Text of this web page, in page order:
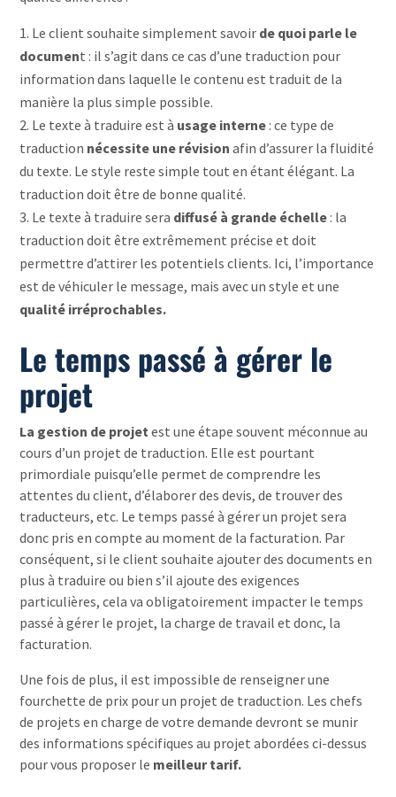
Le client souhaite simplement savoir de quoi parle le
document : il s’agit dans ce cas d’une traduction pour
information dans laquelle le contenu est traduit de la
manière la plus simple possible.
Le texte à traduire est à usage interne : ce type de
traduction nécessite une révision afin d’assurer la fluidité
du texte. Le style reste simple tout en étant élégant. La
traduction doit être de bonne qualité.
Le texte à traduire sera diffusé à grande échelle : la
traduction doit être extrêmement précise et doit
permettre d’attirer les potentiels clients. Ici, l’importance
est de véhiculer le message, mais avec un style et une
qualité irréprochables.
Le temps passé à gérer le
projet
La gestion de projet est une étape souvent méconnue au
cours d’un projet de traduction. Elle est pourtant
primordiale puisqu’elle permet de comprendre les
attentes du client, d’élaborer des devis, de trouver des
traducteurs, etc. Le temps passé à gérer un projet sera
donc pris en compte au moment de la facturation. Par
conséquent, si le client souhaite ajouter des documents en
plus à traduire ou bien s’il ajoute des exigences
particulières, cela va obligatoirement impacter le temps
passé à gérer le projet, la charge de travail et donc, la
facturation.
Une fois de plus, il est impossible de renseigner une
fourchette de prix pour un projet de traduction. Les chefs
de projets en charge de votre demande devront se munir
des informations spécifiques au projet abordées ci-dessus
pour vous proposer le meilleur tarif.